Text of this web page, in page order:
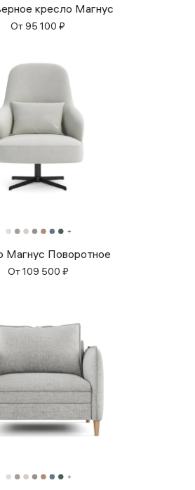
кресло Магнус
От95 100 ₽
Магнус Поворотное
От109 500 ₽